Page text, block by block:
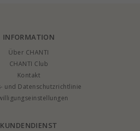
INFORMATION
Über CHANTI
CHANTI Club
Kontakt
und Datenschutzrichtlinie
KUNDENDIENST